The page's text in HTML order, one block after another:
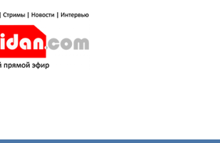
Гражданская война
Украине, включая события в Новороссии, ДНР,